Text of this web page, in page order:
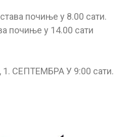
почиње у 8.00 сати.
у 14.00 сати
У 9:00 сати.